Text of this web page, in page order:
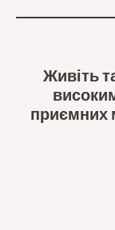
Живіть
приємних